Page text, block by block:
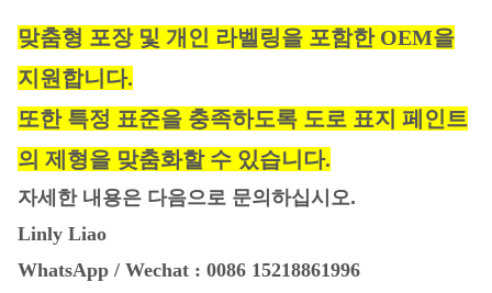
맞춤형 포장 및 개인 라벨링을 포함한 OEM을
지원합니다.
또한 특정 표준을 충족하도록 도로 표지 페인트
의 제형을 맞춤화할 수 있습니다.
자세한 내용은 다음으로 문의하십시오.
Linly Liao
WhatsApp / Wechat : 0086 15218861996